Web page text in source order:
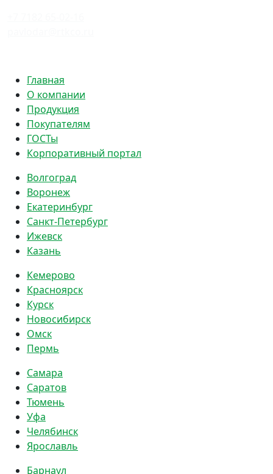
Главная
О компании
Продукция
Покупателям
ГОСТы
Корпоративный портал
Волгоград
Воронеж
Екатеринбург
Санкт-Петербург
Ижевск
Казань
Кемерово
Красноярск
Курск
Новосибирск
Омск
Пермь
Самара
Саратов
Тюмень
Уфа
Челябинск
Ярославль
Барнаул